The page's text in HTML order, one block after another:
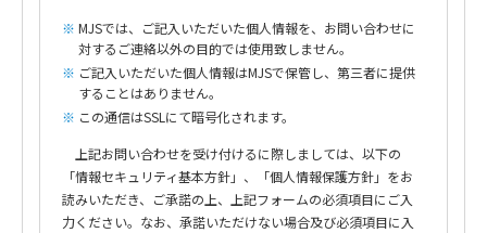
MJSでは、ご記入いただいた個人情報を、お問い合わせに
対するご連絡以外の目的では使用致しません。
ご記入いただいた個人情報はMJSで保管し、第三者に提供
することはありません。
この通信はSSLにて暗号化されます。
上記お問い合わせを受け付けるに際しましては、以下の
「情報セキュリティ基本方針」、「個人情報保護方針」をお
読みいただき、ご承諾の上、上記フォームの必須項目にご入
力ください。なお、承諾いただけない場合及び必須項目に入